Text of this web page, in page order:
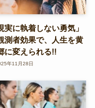
実に執着しない勇気」
測者効果で、人生を黄
に変えられる!!
年11月28日